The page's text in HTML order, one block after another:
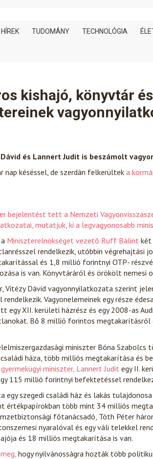
TUDOMÁNY TECHNOLÓGIA
kishajó, könyvtár
és Lannert Judit is beszámolt
nap késéssel, de szerdán felkerülteka
bejelentést tett a Nemzeti
mutatjuk, ki a legvagyonosabb
Miniszterelnökséget vezető Ruff Bálint két
rendelkezik, utóbbin végrehajtási
és 1,8 millió forintnyi OTP-
is van. Könyvtáráról és örökölt nemesi
Vitézy Dávid vagyonnyilatkozata szerint
Vagyonelemeinek egy része
XII. kerületi házrész és egy 2008-as
Bő 8 millió forintos
miniszter Bóna
háza, több milliós megtakarítása és
miniszter, Lannert Judit egy II.
115 millió forintnyi befektetéssel
egy szegedi családi ház és lakás
értékpapírokban több mint 34 milliós
főtanácsadó, Tóth Péter
nyaralóval és egy váli telekkel
és 18 milliós megtakarítása is van.
hogy nyilvánosságra hozták több